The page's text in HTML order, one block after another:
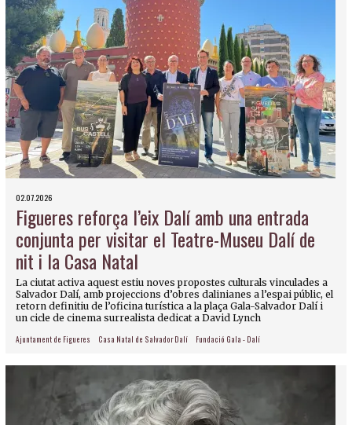
02.07.2026
Figueres reforça l’eix Dalí amb una entrada
conjunta per visitar el Teatre-Museu Dalí de
nit i la Casa Natal
La ciutat activa aquest estiu noves propostes culturals vinculades a
Salvador Dalí, amb projeccions d’obres dalinianes a l’espai públic, el
retorn definitiu de l’oficina turística a la plaça Gala-Salvador Dalí i
un cicle de cinema surrealista dedicat a David Lynch
Ajuntament de Figueres Casa Natal de Salvador Dalí Fundació Gala - Dalí